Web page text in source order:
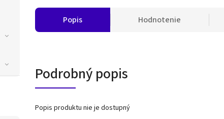
Popis Hodnotenie
Podrobný popis
Popis produktu nie je dostupný